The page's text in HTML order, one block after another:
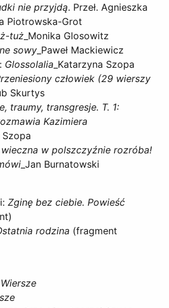
nie przyjdą. Przeł. Agnieszka
Piotrowska-Grot
tuż _Monika Glosowitz
sowy _Paweł Mackiewicz
Glossolalia _Katarzyna Szopa
człowiek (29 wierszy
Skurtys
traumy, transgresje. T. 1:
Kazimiera
Szopa
w polszczyźnie rozróba!
_Jan Burnatowski
Zginę bez ciebie. Powieść
rodzina (fragment
Wiersze